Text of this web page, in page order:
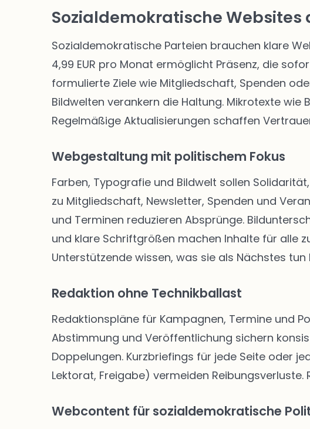
Sozialdemokratische Websites
Sozialdemokratische Parteien brauchen klare
4,99 EUR pro Monat ermöglicht Präsenz, die
formulierte Ziele wie Mitgliedschaft, Spenden
Bildwelten verankern die Haltung. Mikrotexte
Regelmäßige Aktualisierungen schaffen
Webgestaltung mit politischem Fokus
Farben, Typografie und Bildwelt sollen
zu Mitgliedschaft, Newsletter, Spenden und
und Terminen reduzieren Absprünge.
und klare Schriftgrößen machen Inhalte für alle
Unterstützende wissen, was sie als Nächstes tun
Redaktion ohne Technikballast
Redaktionspläne für Kampagnen, Termine und
Abstimmung und Veröffentlichung sichern
Doppelungen. Kurzbriefings für jede Seite oder
Lektorat, Freigabe) vermeiden
Webcontent für sozialdemokratische